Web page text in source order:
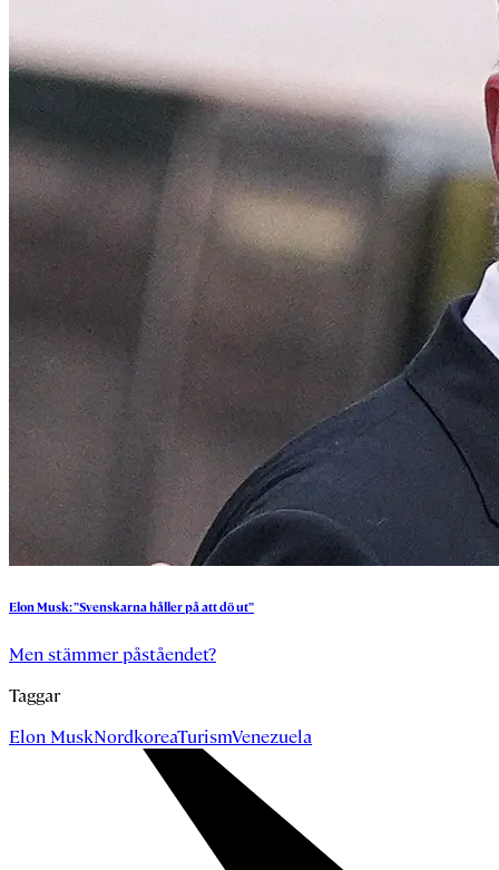
ElonMusk:”Svenskarnahållerpåattdöut”
Men stämmer påståendet?
Taggar
Elon MuskNordkoreaTurismVenezuela